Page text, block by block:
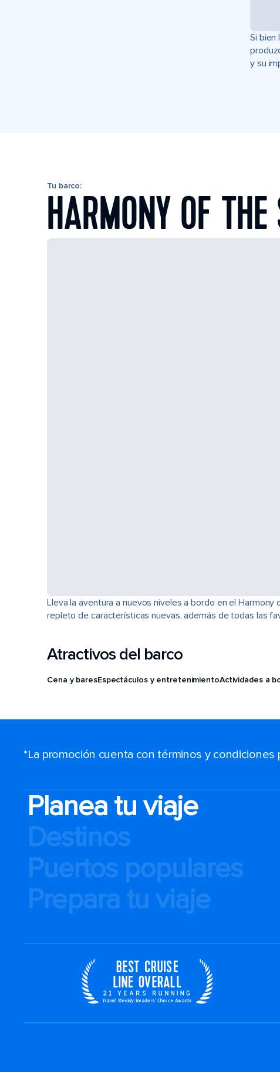
Si bien
y su
Tu barco:
HARMONY OF
Lleva la aventura a nuevos niveles a bordo en el
repleto de características nuevas, además de todas las
Atractivos del barco
Cena y baresEspectáculos y entretenimientoActividades a
*La promoción cuenta con términos y condiciones
Planea tu viaje
Destinos
Puertos populares
Prepara tu viaje